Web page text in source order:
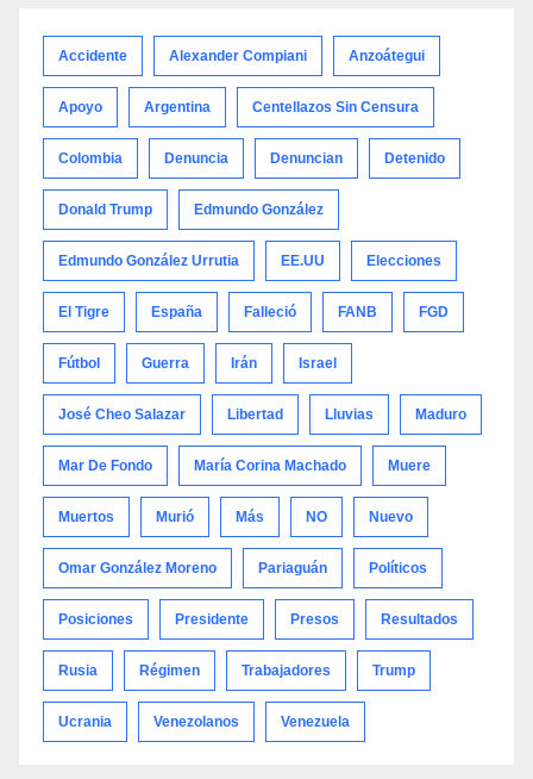
Accidente Alexander Compiani Anzoátegui
Apoyo Argentina Centellazos Sin Censura
Colombia Denuncia Denuncian Detenido
Donald Trump Edmundo González
Edmundo González Urrutia EE.UU Elecciones
El Tigre España Falleció FANB FGD
Fútbol Guerra Irán Israel
José Cheo Salazar Libertad Lluvias Maduro
Mar De Fondo María Corina Machado Muere
Muertos Murió Más NO Nuevo
Omar González Moreno Pariaguán Políticos
Posiciones Presidente Presos Resultados
Rusia Régimen Trabajadores Trump
Ucrania Venezolanos Venezuela